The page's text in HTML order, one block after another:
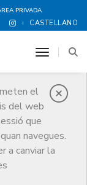
PRIVADA
CASTELLANO
el
del web
que
navegues.
a canviar la
toggle